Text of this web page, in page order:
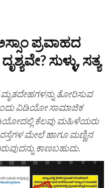
ಪ್ರವಾಹದ
ಸುಳ್ಳು, ಸತ್ಯ
ಮೃತದೇಹಗಳನ್ನು ತೋರಿಸುವ
ವಿಡಿಯೋ ಸಾಮಾಜಿಕ
ಕೆಲವು ಮಹಿಳೆಯರು
ಮೇಲೆ ಹಾಗೂ ಮಣ್ಣಿನ
ಕಾಣಬಹುದು.